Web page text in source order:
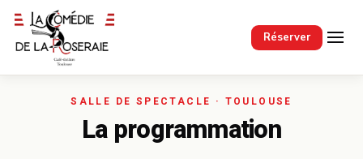
Réserver
Passer au contenu principal
La programmation